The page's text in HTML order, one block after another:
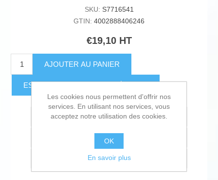
SKU: S7716541
GTIN: 4002888406246
€19,10 HT
AJOUTER AU PANIER
ESTIMER LES FRAIS D'EXPÉDITION
Ajouter à la liste de souhait
Ajouter à la liste de comparaison
Envoyer à un ami
Les cookies nous permettent d'offrir nos
services. En utilisant nos services, vous
acceptez notre utilisation des cookies.
OK
En savoir plus